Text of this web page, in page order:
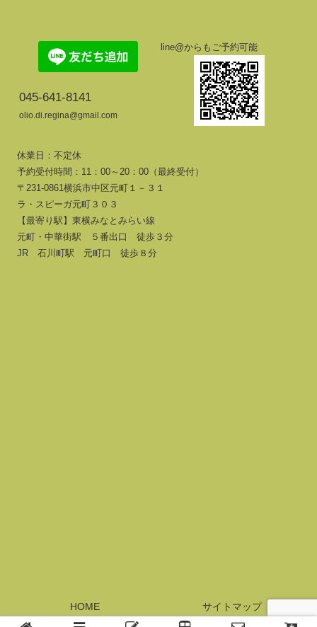
045-641-8141
olio.di.regina@gmail.com
line@からもご予約可能
休業日：不定休
予約受付時間：11：00～20：00（最終受付）
〒231-0861横浜市中区元町１－３１
ラ・スピーガ元町３０３
【最寄り駅】東横みなとみらい線
元町・中華街駅 ５番出口 徒歩３分
JR 石川町駅 元町口 徒歩８分
HOME サイトマップ